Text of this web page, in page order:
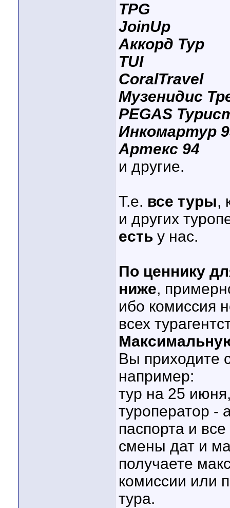
TPG
JoinUp
Аккорд Тур
TUI
CoralTravel
Музенидис
PEGAS
Инкомартур
Артекс 94
и другие.
Т.е. все туры,
и других
есть у нас.
По ценнику
ниже,
ибо комиссия
всех
Вы приходите
например:
тур на 25
туроператор -
паспорта и
смены дат и
получаете
комиссии или
тура.